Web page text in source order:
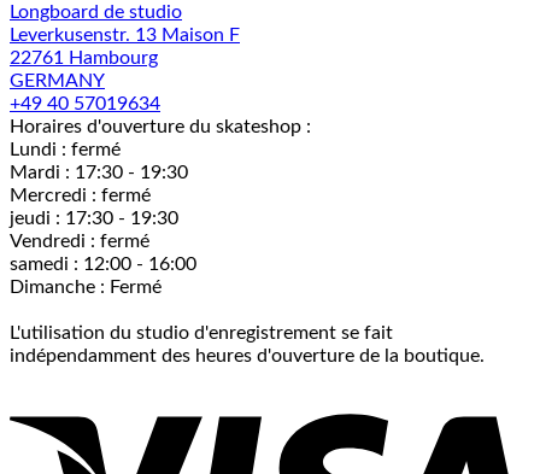
Longboard de studio
Leverkusenstr. 13 Maison F
22761 Hambourg
GERMANY
+49 40 57019634
Horaires d'ouverture du skateshop :
Lundi : fermé
Mardi : 17:30 - 19:30
Mercredi : fermé
jeudi : 17:30 - 19:30
Vendredi : fermé
samedi : 12:00 - 16:00
Dimanche : Fermé
L'utilisation du studio d'enregistrement se fait
indépendamment des heures d'ouverture de la boutique.